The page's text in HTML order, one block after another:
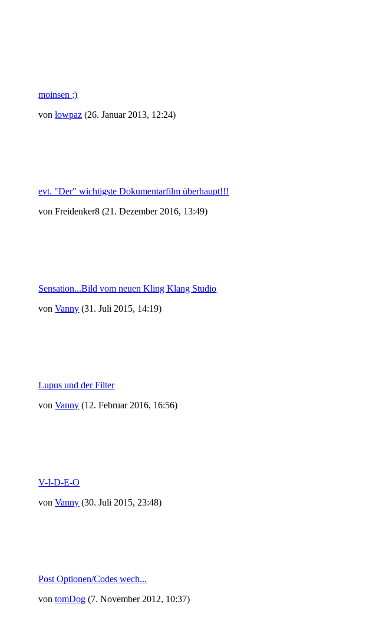
moinsen ;)
vonlowpaz (26. Januar 2013, 12:24)
evt. "Der" wichtigste Dokumentarfilm überhaupt!!!
von Freidenker8(21. Dezember 2016, 13:49)
Sensation...Bild vom neuen Kling Klang Studio
vonVanny (31. Juli 2015, 14:19)
Lupus und der Filter
vonVanny (12. Februar 2016, 16:56)
V-I-D-E-O
vonVanny (30. Juli 2015, 23:48)
Post Optionen/Codes wech...
vontomDog (7. November 2012, 10:37)